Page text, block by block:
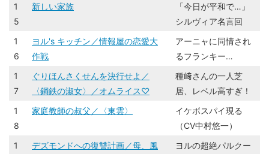
1
5
新しい家族
「今日が平和で…」
シルヴィア名言回
1
6
ヨル's キッチン／情報屋の恋愛大
作戦
アーニャに同情され
るフランキー…
1
7
ぐりほんさくせんを決行せよ／
〈鋼鉄の淑女〉／オムライス♡
種﨑さんの一人芝
居、レベル高すぎ！
1
8
家庭教師の叔父／〈東雲〉
イケボスパイ現る
（CV中村悠一）
1
デズモンドへの復讐計画／母、風
ヨルの超絶パルクー